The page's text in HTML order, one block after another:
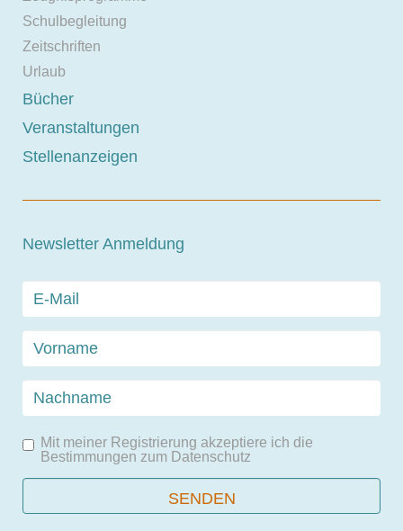
Schulbegleitung
Zeitschriften
Urlaub
Bücher
Veranstaltungen
Stellenanzeigen
Newsletter Anmeldung
Mit meiner Registrierung akzeptiere ich die
Bestimmungen zum Datenschutz